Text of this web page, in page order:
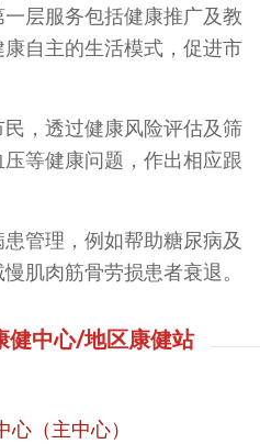
层服务包括健康推广及教
自主的生活模式，促进市
，透过健康风险评估及筛
等健康问题，作出相应跟
管理，例如帮助糖尿病及
肌肉筋骨劳损患者衰退。
健中心/地区康健站
（主中心）